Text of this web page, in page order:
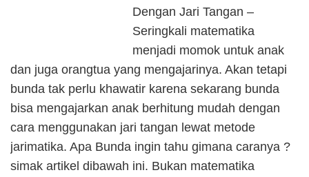
Dengan Jari Tangan –
Seringkali matematika
menjadi momok untuk anak
dan juga orangtua yang mengajarinya. Akan tetapi
bunda tak perlu khawatir karena sekarang bunda
bisa mengajarkan anak berhitung mudah dengan
cara menggunakan jari tangan lewat metode
jarimatika. Apa Bunda ingin tahu gimana caranya ?
simak artikel dibawah ini. Bukan matematika